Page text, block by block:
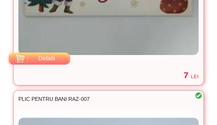
Detalii
7 LEI
PLIC PENTRU BANI RAZ-007